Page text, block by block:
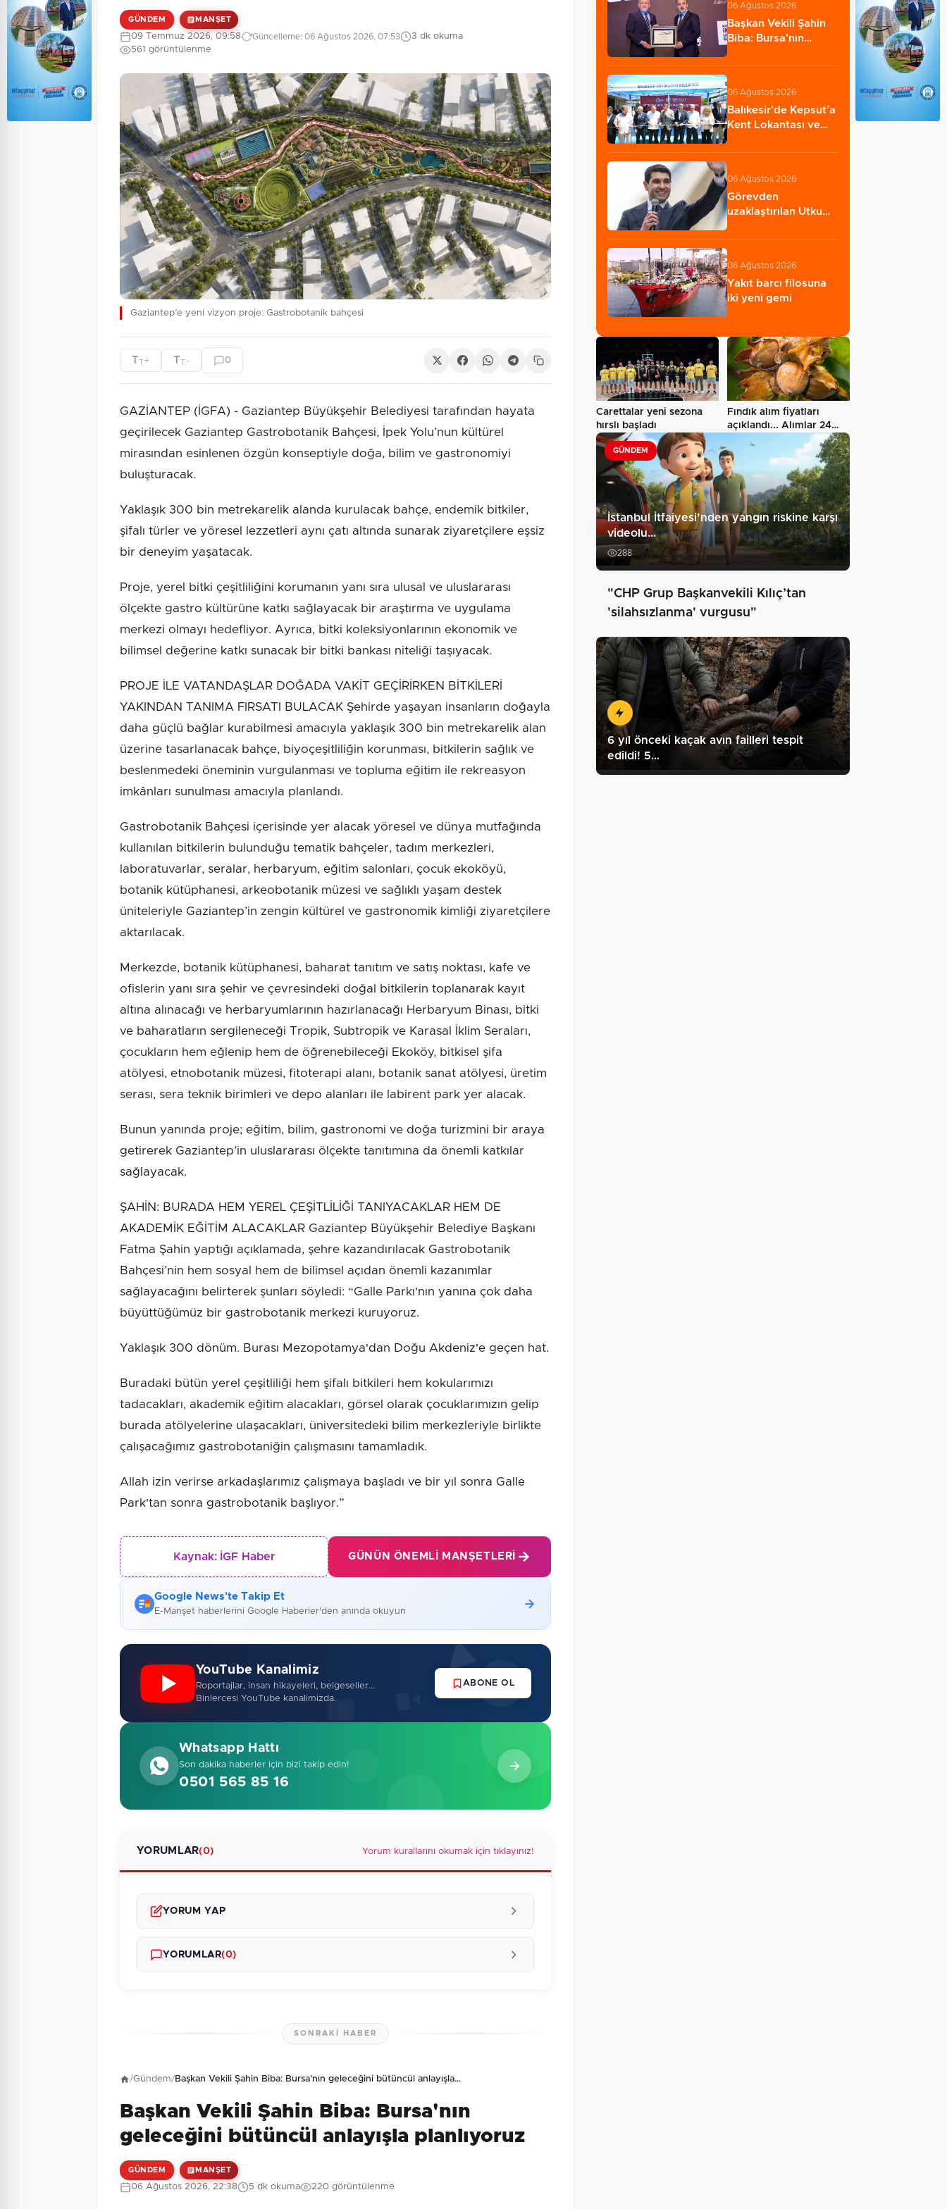
GÜNDEM MANŞET
09 Temmuz 2026, 09:58 Güncelleme: 06 Ağustos 2026, 07:53
3 dk okuma
561 görüntülenme
Gaziantep’e yeni vizyon proje: Gastrobotanik bahçesi
TT+ TT - 0
GAZİANTEP (İGFA) - Gaziantep Büyükşehir Belediyesi tarafından hayata
geçirilecek Gaziantep Gastrobotanik Bahçesi, İpek Yolu’nun kültürel
mirasından esinlenen özgün konseptiyle doğa, bilim ve gastronomiyi
buluşturacak.
Yaklaşık 300 bin metrekarelik alanda kurulacak bahçe, endemik bitkiler,
şifalı türler ve yöresel lezzetleri aynı çatı altında sunarak ziyaretçilere eşsiz
bir deneyim yaşatacak.
Proje, yerel bitki çeşitliliğini korumanın yanı sıra ulusal ve uluslararası
ölçekte gastro kültürüne katkı sağlayacak bir araştırma ve uygulama
merkezi olmayı hedefliyor. Ayrıca, bitki koleksiyonlarının ekonomik ve
bilimsel değerine katkı sunacak bir bitki bankası niteliği taşıyacak.
PROJE İLE VATANDAŞLAR DOĞADA VAKİT GEÇİRİRKEN BİTKİLERİ
YAKINDAN TANIMA FIRSATI BULACAK Şehirde yaşayan insanların doğayla
daha güçlü bağlar kurabilmesi amacıyla yaklaşık 300 bin metrekarelik alan
üzerine tasarlanacak bahçe, biyoçeşitliliğin korunması, bitkilerin sağlık ve
beslenmedeki öneminin vurgulanması ve topluma eğitim ile rekreasyon
imkânları sunulması amacıyla planlandı.
Gastrobotanik Bahçesi içerisinde yer alacak yöresel ve dünya mutfağında
kullanılan bitkilerin bulunduğu tematik bahçeler, tadım merkezleri,
laboratuvarlar, seralar, herbaryum, eğitim salonları, çocuk ekoköyü,
botanik kütüphanesi, arkeobotanik müzesi ve sağlıklı yaşam destek
üniteleriyle Gaziantep’in zengin kültürel ve gastronomik kimliği ziyaretçilere
aktarılacak.
Merkezde, botanik kütüphanesi, baharat tanıtım ve satış noktası, kafe ve
ofislerin yanı sıra şehir ve çevresindeki doğal bitkilerin toplanarak kayıt
altına alınacağı ve herbaryumlarının hazırlanacağı Herbaryum Binası, bitki
ve baharatların sergileneceği Tropik, Subtropik ve Karasal İklim Seraları,
çocukların hem eğlenip hem de öğrenebileceği Ekoköy, bitkisel şifa
atölyesi, etnobotanik müzesi, fitoterapi alanı, botanik sanat atölyesi, üretim
serası, sera teknik birimleri ve depo alanları ile labirent park yer alacak.
Bunun yanında proje; eğitim, bilim, gastronomi ve doğa turizmini bir araya
getirerek Gaziantep’in uluslararası ölçekte tanıtımına da önemli katkılar
sağlayacak.
ŞAHİN: BURADA HEM YEREL ÇEŞİTLİLİĞİ TANIYACAKLAR HEM DE
AKADEMİK EĞİTİM ALACAKLAR Gaziantep Büyükşehir Belediye Başkanı
Fatma Şahin yaptığı açıklamada, şehre kazandırılacak Gastrobotanik
Bahçesi’nin hem sosyal hem de bilimsel açıdan önemli kazanımlar
sağlayacağını belirterek şunları söyledi: “Galle Parkı'nın yanına çok daha
büyüttüğümüz bir gastrobotanik merkezi kuruyoruz.
Yaklaşık 300 dönüm. Burası Mezopotamya'dan Doğu Akdeniz'e geçen hat.
Buradaki bütün yerel çeşitliliği hem şifalı bitkileri hem kokularımızı
tadacakları, akademik eğitim alacakları, görsel olarak çocuklarımızın gelip
burada atölyelerine ulaşacakları, üniversitedeki bilim merkezleriyle birlikte
çalışacağımız gastrobotaniğin çalışmasını tamamladık.
Allah izin verirse arkadaşlarımız çalışmaya başladı ve bir yıl sonra Galle
Park'tan sonra gastrobotanik başlıyor.”
Kaynak: İGF Haber GÜNÜN ÖNEMLI MANŞETLERI
Google News'te Takip Et
E-Manşet haberlerini Google Haberler'den anında okuyun
YouTube Kanalimiz
Roportajlar, insan hikayeleri, belgeseller...
Binlercesi YouTube kanalimizda.
ABONE OL
Whatsapp Hattı
Son dakika haberler için bizi takip edin!
0501 565 85 16
YORUMLAR(0) Yorum kurallarını okumak için tıklayınız!
YORUM YAP
Güvenlik Sorusu: 4 + 3 = ? Gönder
YORUMLAR(0)
SONRAKI HABER
/Gündem/Başkan Vekili Şahin Biba: Bursa'nın geleceğini bütüncül anlayışla…
Başkan Vekili Şahin Biba: Bursa'nın
geleceğini bütüncül anlayışla planlıyoruz
GÜNDEM MANŞET
06 Ağustos 2026, 22:38 5 dk okuma 220 görüntülenme
06 Ağustos 2026
Başkan Vekili Şahin
Biba: Bursa'nın
06 Ağustos 2026
Balıkesir'de Kepsut’a
Kent Lokantası ve
06 Ağustos 2026
Görevden
uzaklaştırılan Utku
hakkında…
06 Ağustos 2026
Yakıt barcı filosuna
iki yeni gemi
Carettalar yeni sezona
hırslı başladı
Fındık alım fiyatları
açıklandı... Alımlar 24
GÜNDEM
İstanbul İtfaiyesi’nden yangın riskine karşı
videolu…
288
"CHP Grup Başkanvekili Kılıç’tan
'silahsızlanma' vurgusu"
6 yıl önceki kaçak avın failleri tespit
edildi! 5…